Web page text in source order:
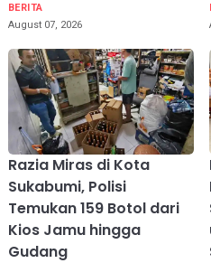
BERITA
August 07, 2026
Razia Miras di Kota
Sukabumi, Polisi
Temukan 159 Botol dari
Kios Jamu hingga
Gudang